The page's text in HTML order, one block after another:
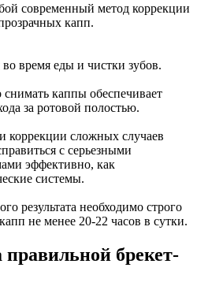
современный метод коррекции
капп.
время еды и чистки зубов.
каппы обеспечивает
за ротовой полостью.
коррекции сложных случаев
с серьезными
эффективно, как
системы.
результата необходимо строго
не менее 20-22 часов в сутки.
брекет-